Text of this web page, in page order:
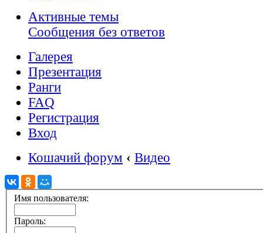
Активные темы
Сообщения без ответов
Галерея
Презентация
Ранги
FAQ
Регистрация
Вход
Кошачий форум ‹ Видео
Имя пользователя:
Пароль: